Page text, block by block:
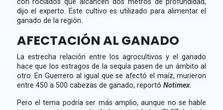
dijo el experto. Este cultivo es utilizado para alimentar el
ganado de la región.
AFECTACIÓN AL GANADO
La estrecha relación entre los agrocultivos y el ganado
hace que los estragos de la sequía pasen de un ámbito al
otro. En Guerrero al igual que se afectó el maíz, murieron
entre 450 a 500 cabezas de ganado, reportó Notimex.
Pero el tema podría ser más amplio, aunque no se hable